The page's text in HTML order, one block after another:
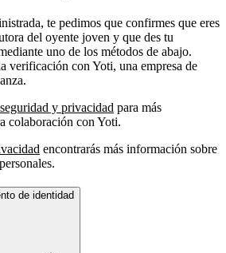
te pedimos que confirmes que eres
del oyente joven y que des tu
uno de los métodos de abajo.
verificación con Yoti, una empresa de
y privacidad para más
colaboración con Yoti.
encontrarás más información sobre
de identidad